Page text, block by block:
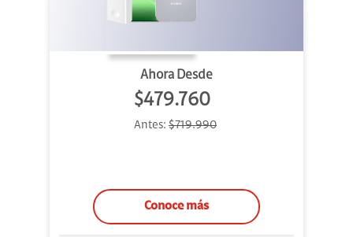
Ahora Desde
$479.760
Antes: $719.990
Conoce más